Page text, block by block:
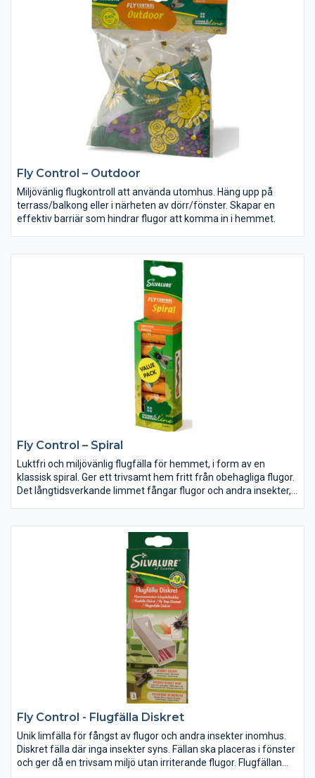
• Avtagbar lucka för enkel rengöring
Fly Control – Outdoor
Miljövänlig flugkontroll att använda utomhus. Häng upp på
terrass/balkong eller i närheten av dörr/fönster. Skapar en
effektiv barriär som hindrar flugor att komma in i hemmet.
Fly Control – Spiral
Luktfri och miljövänlig flugfälla för hemmet, i form av en
klassisk spiral. Ger ett trivsamt hem fritt från obehagliga flugor.
Det långtidsverkande limmet fångar flugor och andra insekter,
Fly Control - Flugfälla Diskret
Unik limfälla för fångst av flugor och andra insekter inomhus.
Diskret fälla där inga insekter syns. Fällan ska placeras i fönster
och ger då en trivsam miljö utan irriterande flugor. Flugfällan